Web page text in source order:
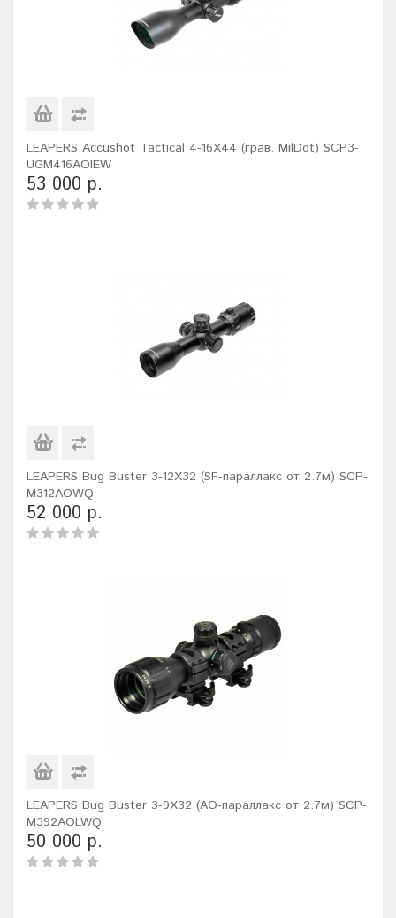
LEAPERS Accushot Tactical 4-16X44 (грав. MilDot) SCP3-
UGM416AOIEW
53 000 р.
LEAPERS Bug Buster 3-12X32 (SF-параллакс от 2.7м) SCP-
M312AOWQ
52 000 р.
LEAPERS Bug Buster 3-9X32 (AO-параллакс от 2.7м) SCP-
M392AOLWQ
50 000 р.